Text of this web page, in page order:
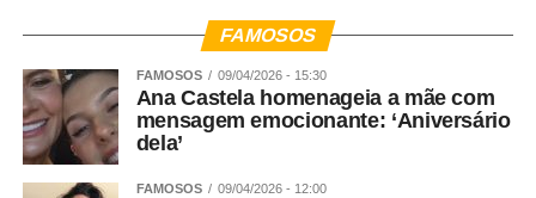
FAMOSOS
FAMOSOS 09/04/2026 - 15:30
Ana Castela homenageia a mãe com
mensagem emocionante: ‘Aniversário
dela’
FAMOSOS 09/04/2026 - 12:00